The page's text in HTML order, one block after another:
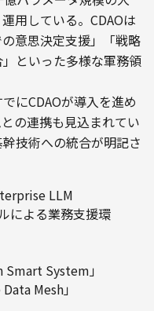
用している。CDAOは
意思決定支援」「戦略
といった多様な軍務領
にCDAOが導入を進め
の連携も見込まれてい
技術への統合が明記さ
LLM
による業務支援環
System」
Mesh」